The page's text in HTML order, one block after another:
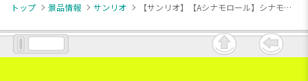
トップ
景品情報 サンリオ 【サンリオ】【Aシナモロール】シナモロール・マイメロディ シャワーサンダル2